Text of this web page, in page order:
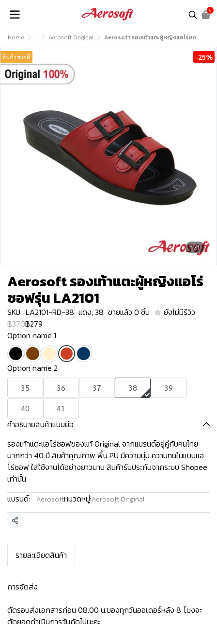
0
Home ... Aerosoft Original Aerosoft รองเท้าแตะผู้หญิงแอโร่ซอฟรุ่น LA2101
1/1
สินค้าขายดี -25%
Aerosoft รองเท้าแตะผู้หญิงแอโร่
ซอฟรุ่น LA2101
SKU : LA2101-RD-38 แดง, 38 ขายแล้ว 0 ชิ้น
ยังไม่มีรีวิว
฿370฿279
Option name 1
Option name 2
35 36 37 38
39
40
41
คำอธิบายสินค้าแบบย่อ
รองเท้าแตะแอโร่ซอฟของแท้ Original จากแบรนด์อยู่คู่กับคนไทย
มากกว่า 40 ปี สินค้าคุณภาพ พื้น PU มีความนุ่ม ความทนในแบบแอ
โร่ซอฟ ใส่ใช้งานได้อย่างยาวนาน สินค้ารับประกันจากระบบ Shopee
เท่านั้น
แบรนด์:
Aerosoftหมวดหมู่:Aerosoft Original
แชร์
รายละเอียดสินค้า
การจัดส่ง
ตัดรอบส่งเอกสารก่อน 08.00 น.ของทุกวันออเดอร์หลัง 8 โมงจะ
ตัดยอดดำเนินการวันถัดไปนะคะ